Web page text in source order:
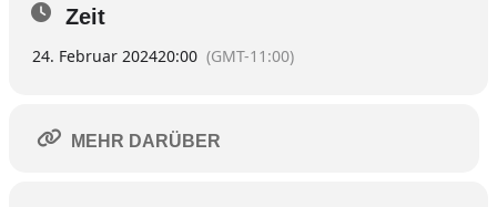
Zeit
24. Februar 202420:00 (GMT-11:00)
MEHR DARÜBER